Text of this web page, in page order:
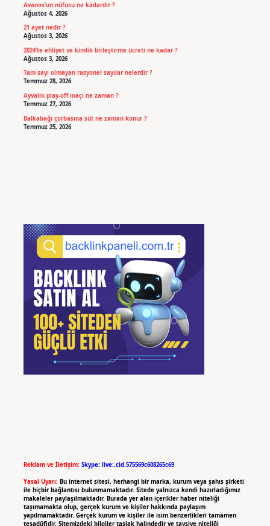
Avanos’un nüfusu ne kadardır ?
Ağustos 4, 2026
21 ayet nedir ?
Ağustos 3, 2026
2024’te ehliyet ve kimlik birleştirme ücreti ne kadar ?
Ağustos 3, 2026
Tam sayı olmayan rasyonel sayılar nelerdir ?
Temmuz 28, 2026
Ayvalık play-off maçı ne zaman ?
Temmuz 27, 2026
Balkabağı çorbasına süt ne zaman konur ?
Temmuz 25, 2026
Reklam ve İletişim: Skype: live:.cid.575569c608265c69
Yasal Uyarı: Bu internet sitesi, herhangi bir marka, kurum veya şahıs şirketi
ile hiçbir bağlantısı bulunmamaktadır. Sitede yalnızca kendi hazırladığımız
makaleler paylaşılmaktadır. Burada yer alan içerikler haber niteliği
taşımamakta olup, gerçek kurum ve kişiler hakkında paylaşım
yapılmamaktadır. Gerçek kurum ve kişiler ile isim benzerlikleri tamamen
tesadüfidir. Sitemizdeki bilgiler taslak halindedir ve tavsiye niteliği